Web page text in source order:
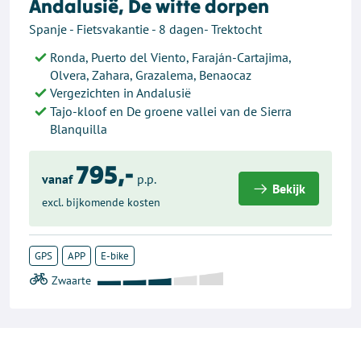
Andalusië, De witte dorpen
Spanje - Fietsvakantie - 8 dagen- Trektocht
Ronda, Puerto del Viento, Faraján-Cartajima,
Olvera, Zahara, Grazalema, Benaocaz
Vergezichten in Andalusië
Tajo-kloof en De groene vallei van de Sierra
Blanquilla
vanaf 795,- p.p.
excl. bijkomende kosten
Bekijk
GPS APP E-bike